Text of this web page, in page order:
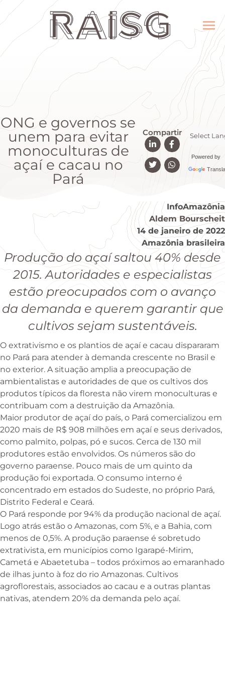
ONG e governos se
unem para evitar
monoculturas de
açaí e cacau no
Pará
Compartir
Powered by
InfoAmazônia
Aldem Bourscheit
14 de janeiro de 2022
Amazônia brasileira
Produção do açaí saltou 40% desde
2015. Autoridades e especialistas
estão preocupados com o avanço
da demanda e querem garantir que
cultivos sejam sustentáveis.
O extrativismo e os plantios de açaí e cacau dispararam
no Pará para atender à demanda crescente no Brasil e
no exterior. A situação amplia a preocupação de
ambientalistas e autoridades de que os cultivos dos
produtos típicos da floresta não virem monoculturas e
contribuam com a destruição da Amazônia.
Maior produtor de açaí do país, o Pará comercializou em
2020 mais de R$ 908 milhões em açaí e seus derivados,
como palmito, polpas, pó e sucos. Cerca de 130 mil
produtores estão envolvidos. Os números são do
governo paraense. Pouco mais de um quinto da
produção foi exportada. O consumo interno é
concentrado em estados do Sudeste, no próprio Pará,
Distrito Federal e Ceará.
O Pará responde por 94% da produção nacional de açaí.
Logo atrás estão o Amazonas, com 5%, e a Bahia, com
menos de 0,5%. A produção paraense é sobretudo
extrativista, em municípios como Igarapé-Mirim,
Cametá e Abaetetuba – todos próximos ao emaranhado
de ilhas junto à foz do rio Amazonas. Cultivos
agroflorestais, associados ao cacau e a outras plantas
nativas, atendem 20% da demanda pelo açaí.